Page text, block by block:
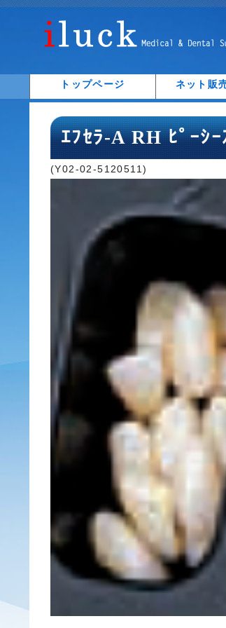
トップページ ネット販
ｴﾌｾﾗ-A RH ﾋﾟｰｼ
(Y02-02-5120511)